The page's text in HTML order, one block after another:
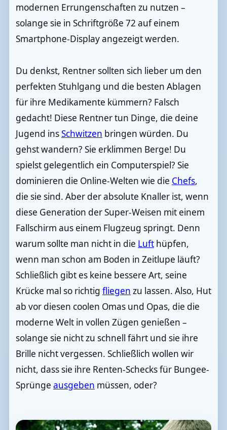
modernen Errungenschaften zu nutzen –
solange sie in Schriftgröße 72 auf einem
Smartphone-Display angezeigt werden.
Du denkst, Rentner sollten sich lieber um den
perfekten Stuhlgang und die besten Ablagen
für ihre Medikamente kümmern? Falsch
gedacht! Diese Rentner tun Dinge, die deine
Jugend insSchwitzen bringen würden. Du
gehst wandern? Sie erklimmen Berge! Du
spielst gelegentlich ein Computerspiel? Sie
dominieren die Online-Welten wie die Chefs,
die sie sind. Aber der absolute Knaller ist, wenn
diese Generation der Super-Weisen mit einem
Fallschirm aus einem Flugzeug springt. Denn
warum sollte man nicht in die Lufthüpfen,
wenn man schon am Boden in Zeitlupe läuft?
Schließlich gibt es keine bessere Art, seine
Krücke mal so richtig fliegen zu lassen. Also, Hut
ab vor diesen coolen Omas und Opas, die die
moderne Welt in vollen Zügen genießen –
solange sie nicht zu schnell fährt und sie ihre
Brille nicht vergessen. Schließlich wollen wir
nicht, dass sie ihre Renten-Schecks für Bungee-
Sprünge ausgeben müssen, oder?